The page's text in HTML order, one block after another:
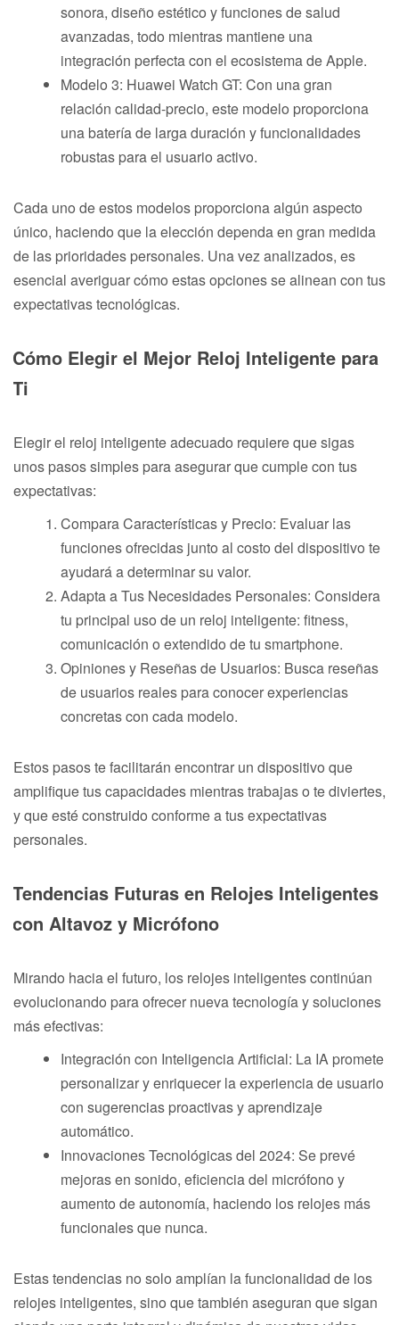
sonora, diseño estético y funciones de salud
avanzadas, todo mientras mantiene una
integración perfecta con el ecosistema de Apple.
Modelo 3: Huawei Watch GT: Con una gran
relación calidad-precio, este modelo proporciona
una batería de larga duración y funcionalidades
robustas para el usuario activo.
Cada uno de estos modelos proporciona algún aspecto
único, haciendo que la elección dependa en gran medida
de las prioridades personales. Una vez analizados, es
esencial averiguar cómo estas opciones se alinean con tus
expectativas tecnológicas.
Cómo Elegir el Mejor Reloj Inteligente para
Ti
Elegir el reloj inteligente adecuado requiere que sigas
unos pasos simples para asegurar que cumple con tus
expectativas:
Compara Características y Precio: Evaluar las
funciones ofrecidas junto al costo del dispositivo te
ayudará a determinar su valor.
Adapta a Tus Necesidades Personales: Considera
tu principal uso de un reloj inteligente: fitness,
comunicación o extendido de tu smartphone.
Opiniones y Reseñas de Usuarios: Busca reseñas
de usuarios reales para conocer experiencias
concretas con cada modelo.
Estos pasos te facilitarán encontrar un dispositivo que
amplifique tus capacidades mientras trabajas o te diviertes,
y que esté construido conforme a tus expectativas
personales.
Tendencias Futuras en Relojes Inteligentes
con Altavoz y Micrófono
Mirando hacia el futuro, los relojes inteligentes continúan
evolucionando para ofrecer nueva tecnología y soluciones
más efectivas:
Integración con Inteligencia Artificial: La IA promete
personalizar y enriquecer la experiencia de usuario
con sugerencias proactivas y aprendizaje
automático.
Innovaciones Tecnológicas del 2024: Se prevé
mejoras en sonido, eficiencia del micrófono y
aumento de autonomía, haciendo los relojes más
funcionales que nunca.
Estas tendencias no solo amplían la funcionalidad de los
relojes inteligentes, sino que también aseguran que sigan